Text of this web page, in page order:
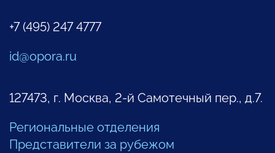
+7 (495) 247 4777
id@opora.ru
127473, г. Москва, 2-й Самотечный пер., д.7.
Региональные отделения
Представители за рубежом